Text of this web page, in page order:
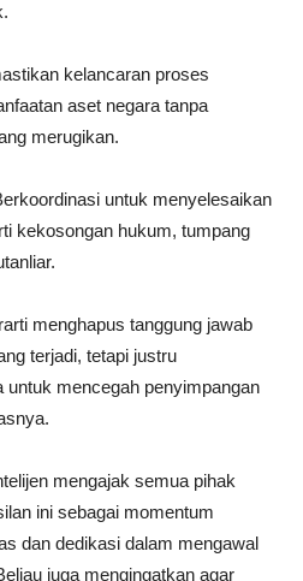
kelancaran proses
aset negara tanpa
merugikan.
untuk menyelesaikan
kekosongan hukum, tumpang
menghapus tanggung jawab
terjadi, tetapi justru
mencegah penyimpangan
mengajak semua pihak
ini sebagai momentum
dan dedikasi dalam mengawal
juga mengingatkan agar